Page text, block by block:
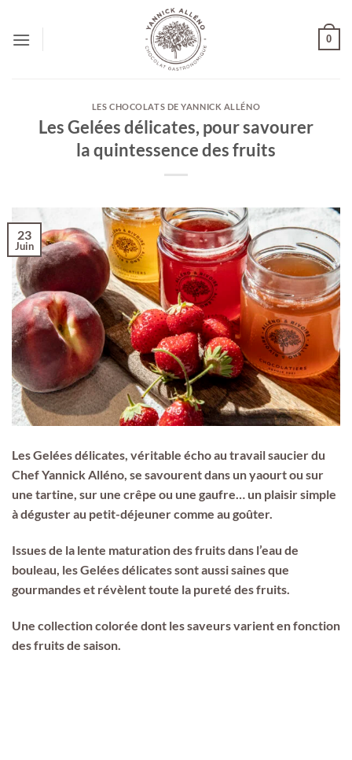
contenu
0
LES CHOCOLATS DE YANNICK ALLÉNO
Les Gelées délicates, pour savourer
la quintessence des fruits
23
Juin
Les Gelées délicates, véritable écho au travail saucier du
Chef Yannick Alléno, se savourent dans un yaourt ou sur
une tartine, sur une crêpe ou une gaufre… un plaisir simple
à déguster au petit-déjeuner comme au goûter.
Issues de la lente maturation des fruits dans l’eau de
bouleau, les Gelées délicates sont aussi saines que
gourmandes et révèlent toute la pureté des fruits.
Une collection colorée dont les saveurs varient en fonction
des fruits de saison.